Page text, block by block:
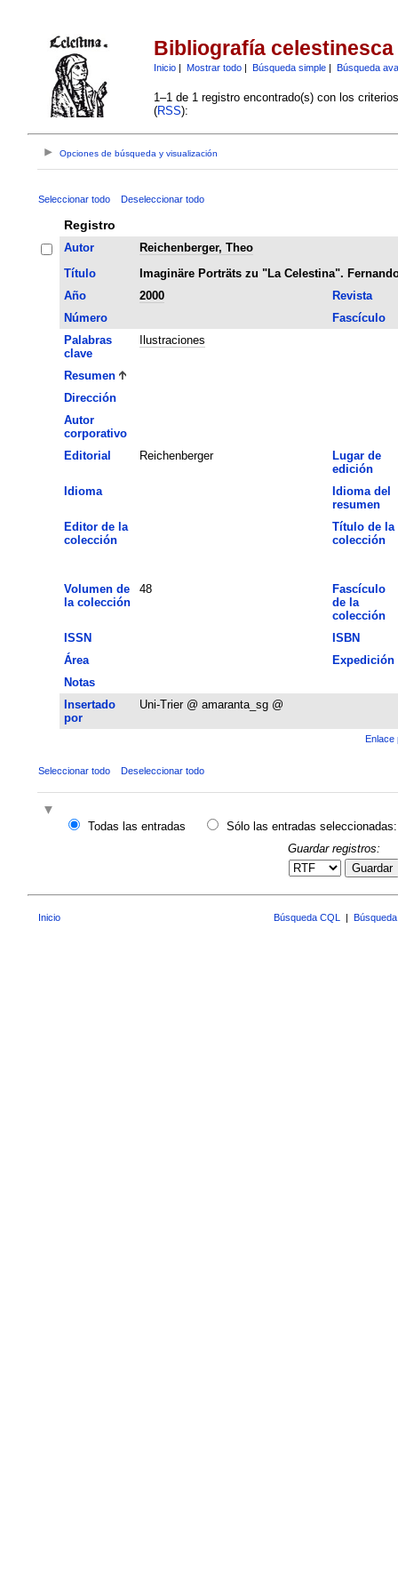
Bibliografía celestinesca
Inicio| Mostrar todo| Búsqueda simple| Búsqueda
1–1 de 1 registro encontrado(s) con los
(RSS):
Opciones de búsqueda y visualización
Seleccionar todo Deseleccionar todo
Registro
Autor
Reichenberger, Theo
Título
Imaginäre Porträts zu "La Celestina".
Año
2000
Revista
Número
Fascículo
Palabras
clave
Ilustraciones
Resumen
Dirección
Autor
corporativo
Editorial
Reichenberger
Lugar de
edición
Idioma
Idioma del
resumen
Editor de la
colección
Título de la
colección
Volumen de
la colección
48
Fascículo
de la
colección
ISSN
ISBN
Área
Expedición
Notas
Insertado
por
Uni-Trier @ amaranta_sg @
Enlace
Seleccionar todo Deseleccionar todo
Todas las entradas
Sólo las entradas seleccionadas:
Guardar registros:
Guardar
Inicio Búsqueda CQL